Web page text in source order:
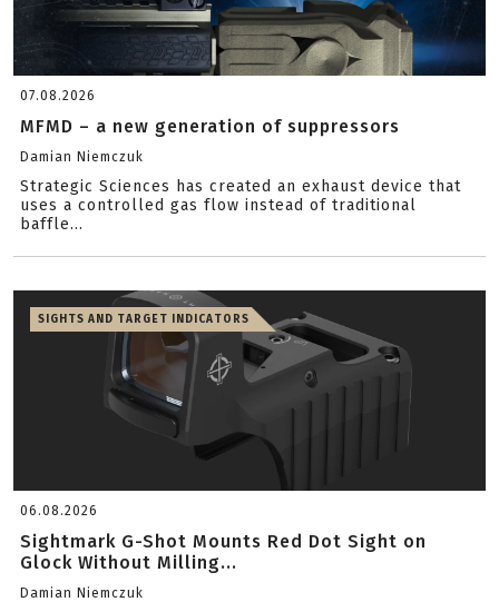
07.08.2026
MFMD – a new generation of suppressors
Damian Niemczuk
Strategic Sciences has created an exhaust device that
uses a controlled gas flow instead of traditional
baffle...
SIGHTS AND TARGET INDICATORS
06.08.2026
Sightmark G-Shot Mounts Red Dot Sight on
Glock Without Milling...
Damian Niemczuk